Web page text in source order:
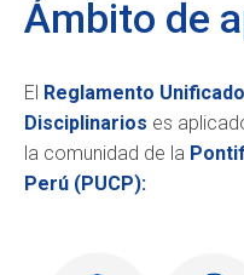
Ámbito de
El Reglamento
Disciplinarios es
la comunidad de la
Perú (PUCP):